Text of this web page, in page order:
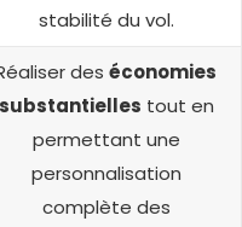
stabilité du vol.
des économies
substantielles tout en
permettant une
personnalisation
complète des